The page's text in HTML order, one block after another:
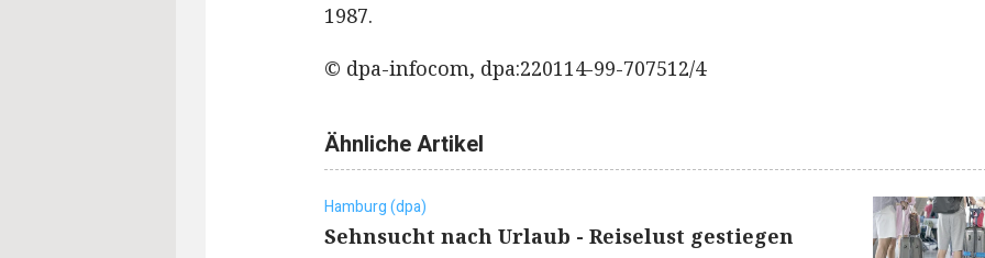
1987.
© dpa-infocom, dpa:220114-99-707512/4
Ähnliche Artikel
Hamburg (dpa)
Sehnsucht nach Urlaub - Reiselust gestiegen